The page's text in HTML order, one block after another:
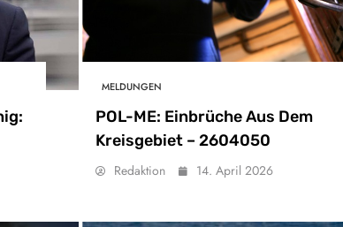
MELDUNGEN
POL-ME: Einbrüche Aus Dem
Kreisgebiet – 2604050
Redaktion 14. April 2026